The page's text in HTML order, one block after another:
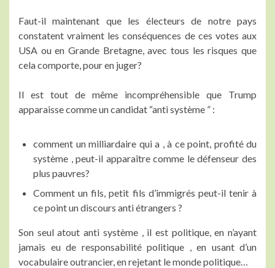
Faut-il maintenant que les électeurs de notre pays
constatent vraiment les conséquences de ces votes aux
USA ou en Grande Bretagne, avec tous les risques que
cela comporte, pour en juger?
Il est tout de même incompréhensible que Trump
apparaisse comme un candidat “anti système ” :
comment un milliardaire qui a , à ce point, profité du
système , peut-il apparaître comme le défenseur des
plus pauvres?
Comment un fils, petit fils d’immigrés peut-il tenir à
ce point un discours anti étrangers ?
Son seul atout anti système , il est politique, en n’ayant
jamais eu de responsabilité politique , en usant d’un
vocabulaire outrancier, en rejetant le monde politique…